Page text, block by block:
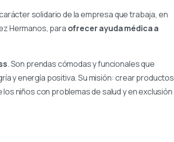
solidario de la empresa que trabaja, en
Hermanos, para ofrecer ayuda médica a
. Son prendas cómodas y funcionales que
y energía positiva. Su misión: crear productos
niños con problemas de salud y en exclusión